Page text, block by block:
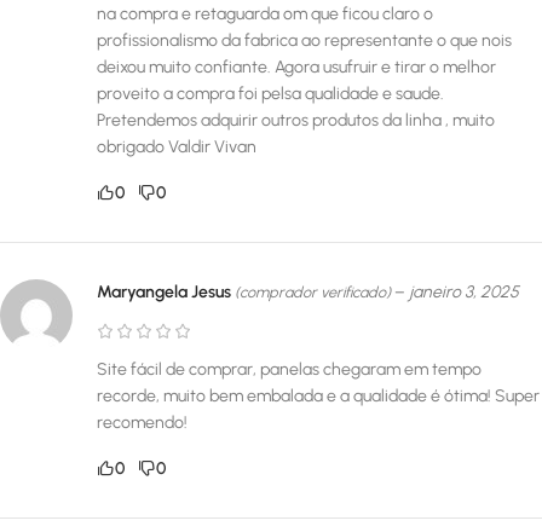
na compra e retaguarda om que ficou claro o
profissionalismo da fabrica ao representante o que nois
deixou muito confiante. Agora usufruir e tirar o melhor
proveito a compra foi pelsa qualidade e saude.
Pretendemos adquirir outros produtos da linha , muito
obrigado Valdir Vivan
0 0
Maryangela Jesus (comprador verificado) – janeiro 3, 2025
Site fácil de comprar, panelas chegaram em tempo
recorde, muito bem embalada e a qualidade é ótima! Super
recomendo!
0 0